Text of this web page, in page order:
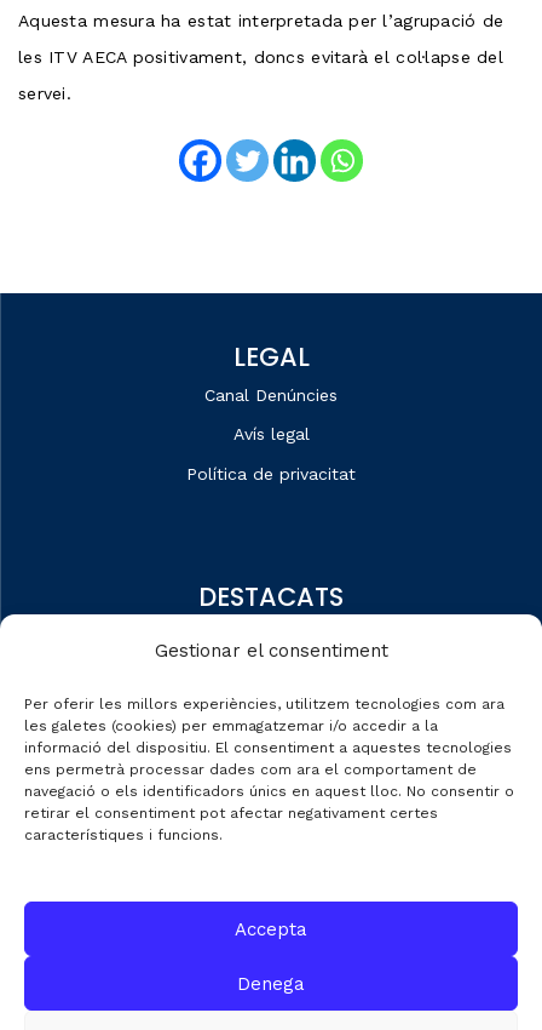
Gestionar el consentiment
Per oferir les millors experiències, utilitzem tecnologies com ara
les galetes (cookies) per emmagatzemar i/o accedir a la
informació del dispositiu. El consentiment a aquestes tecnologies
ens permetrà processar dades com ara el comportament de
navegació o els identificadors únics en aquest lloc. No consentir o
retirar el consentiment pot afectar negativament certes
característiques i funcions.
Accepta
Denega
Aquesta mesura ha estat interpretada per l’agrupació de
les ITV AECA positivament, doncs evitarà el col·lapse del
servei.
LEGAL
Canal Denúncies
Avís legal
Política de privacitat
DESTACATS
Dades de mercat
Automobile Talks
08012 de Barcelona